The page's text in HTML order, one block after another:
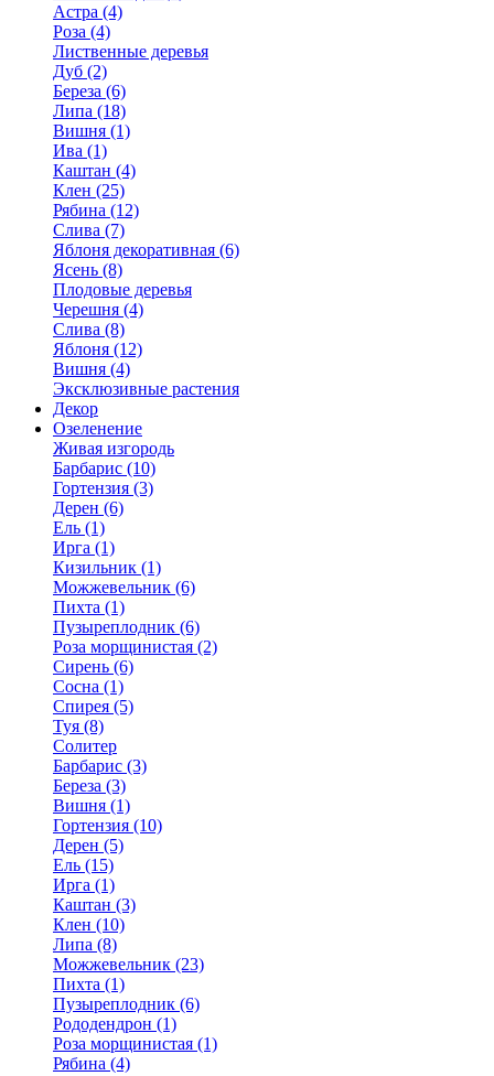
Астра (4)
Роза (4)
Лиственные деревья
Дуб (2)
Береза (6)
Липа (18)
Вишня (1)
Ива (1)
Каштан (4)
Клен (25)
Рябина (12)
Слива (7)
Яблоня декоративная (6)
Ясень (8)
Плодовые деревья
Черешня (4)
Слива (8)
Яблоня (12)
Вишня (4)
Эксклюзивные растения
Декор
Озеленение
Живая изгородь
Барбарис (10)
Гортензия (3)
Дерен (6)
Ель (1)
Ирга (1)
Кизильник (1)
Можжевельник (6)
Пихта (1)
Пузыреплодник (6)
Роза морщинистая (2)
Сирень (6)
Сосна (1)
Спирея (5)
Туя (8)
Солитер
Барбарис (3)
Береза (3)
Вишня (1)
Гортензия (10)
Дерен (5)
Ель (15)
Ирга (1)
Каштан (3)
Клен (10)
Липа (8)
Можжевельник (23)
Пихта (1)
Пузыреплодник (6)
Рододендрон (1)
Роза морщинистая (1)
Рябина (4)